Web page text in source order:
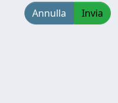
Annulla Invia